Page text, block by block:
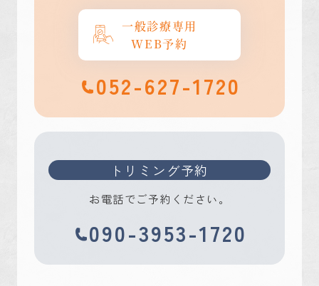
一般診療専用
WEB予約
052-627-1720
トリミング予約
お電話でご予約ください。
090-3953-1720